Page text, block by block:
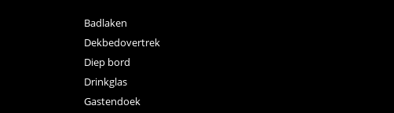
Badlaken
Dekbedovertrek
Diep bord
Drinkglas
Gastendoek